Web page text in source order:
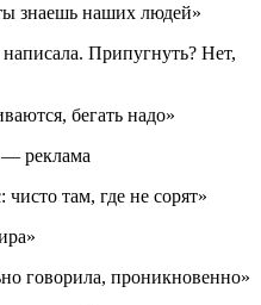
знаешь наших людей»
Припугнуть? Нет,
бегать надо»
— реклама
там, где не сорят»
говорила, проникновенно»